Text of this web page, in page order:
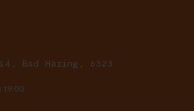
Bad Häring, 6323